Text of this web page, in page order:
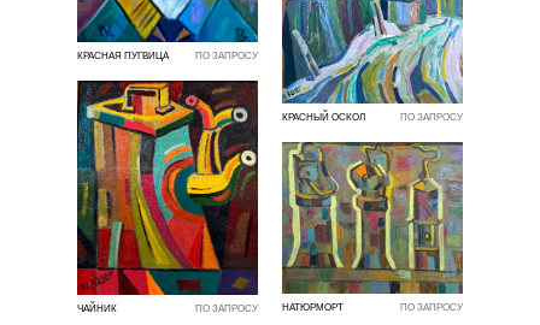
ПО ЗАПРОСУ
НАТЮРМОРТ
ПО ЗАПРОСУ
ПО ЗАПРОСУ
ПО ЗАПРОСУ
КРАСНАЯ ПУГВИЦА
ЧАЙНИК
КРАСНЫЙ ОСКОЛ